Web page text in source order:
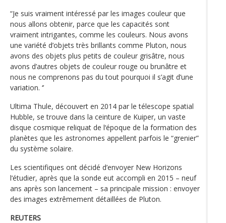
“Je suis vraiment intéressé par les images couleur que
nous allons obtenir, parce que les capacités sont
vraiment intrigantes, comme les couleurs. Nous avons
une variété d’objets très brillants comme Pluton, nous
avons des objets plus petits de couleur grisâtre, nous
avons d’autres objets de couleur rouge ou brunâtre et
nous ne comprenons pas du tout pourquoi il s’agit d’une
variation. ‘’
Ultima Thule, découvert en 2014 par le télescope spatial
Hubble, se trouve dans la ceinture de Kuiper, un vaste
disque cosmique reliquat de l‘époque de la formation des
planètes que les astronomes appellent parfois le “grenier”
du système solaire.
Les scientifiques ont décidé d’envoyer New Horizons
l‘étudier, après que la sonde eut accompli en 2015 – neuf
ans après son lancement – sa principale mission : envoyer
des images extrêmement détaillées de Pluton.
REUTERS